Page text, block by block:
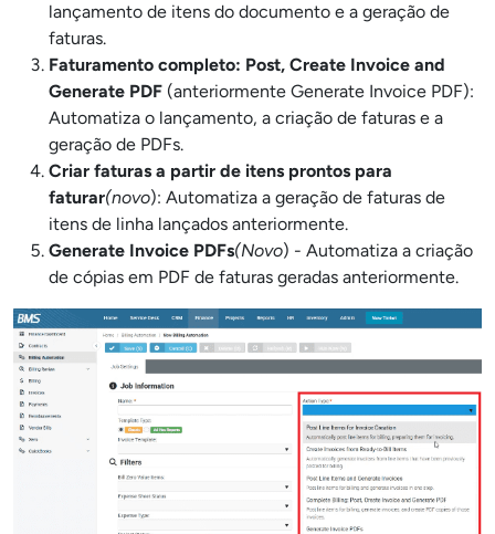
lançamento de itens do documento e a geração de
faturas.
Faturamento completo: Post, Create Invoice and
Generate PDF (anteriormente Generate Invoice PDF):
Automatiza o lançamento, a criação de faturas e a
geração de PDFs.
Criar faturas a partir de itens prontos para
faturar(novo): Automatiza a geração de faturas de
itens de linha lançados anteriormente.
Generate Invoice PDFs(Novo) - Automatiza a criação
de cópias em PDF de faturas geradas anteriormente.